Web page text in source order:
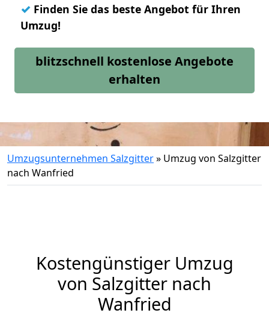
✓ Finden Sie das beste Angebot für Ihren
Umzug!
blitzschnell kostenlose Angebote
erhalten
Umzugsunternehmen Salzgitter» Umzug von Salzgitter
nach Wanfried
Kostengünstiger Umzug
von Salzgitter nach
Wanfried